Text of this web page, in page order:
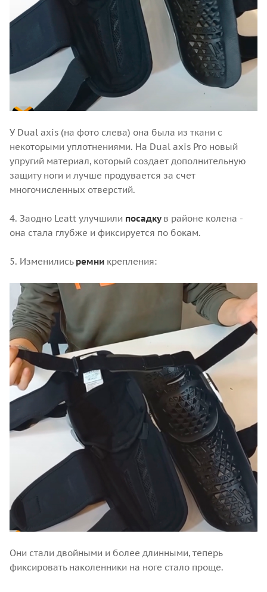
У Dual axis (на фото слева) она была из ткани с
некоторыми уплотнениями. На Dual axis Pro новый
упругий материал, который создает дополнительную
защиту ноги и лучше продувается за счет
многочисленных отверстий.
4. Заодно Leatt улучшили посадку в районе колена -
она стала глубже и фиксируется по бокам.
5. Изменились ремни крепления:
Они стали двойными и более длинными, теперь
фиксировать наколенники на ноге стало проще.